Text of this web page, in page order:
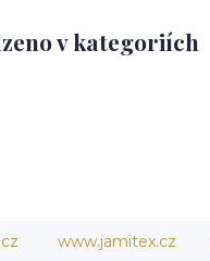
v kategoriích
www.jamitex.cz